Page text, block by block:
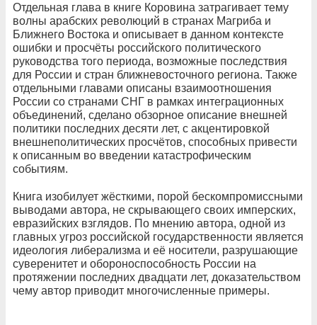
Отдельная глава в книге Коровина затрагивает тему
волны арабских революций в странах Магриба и
Ближнего Востока и описывает в данном контексте
ошибки и просчёты российского политического
руководства того периода, возможные последствия
для России и стран ближневосточного региона. Также
отдельными главами описаны взаимоотношения
России со странами СНГ в рамках интеграционных
объединений, сделано обзорное описание внешней
политики последних десяти лет, с акцентировкой
внешнеполитических просчётов, способных привести
к описанным во введении катастрофическим
событиям.
Книга изобилует жёсткими, порой бескомпромиссными
выводами автора, не скрывающего своих имперских,
евразийских взглядов. По мнению автора, одной из
главных угроз российской государственности является
идеология либерализма и её носители, разрушающие
суверенитет и обороноспособность России на
протяжении последних двадцати лет, доказательством
чему автор приводит многочисленные примеры.